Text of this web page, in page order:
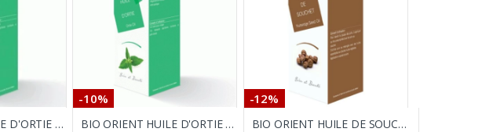
BIO ORIENT HUILE D'ORTIE 10 ML
-10%
BIO ORIENT HUILE D'ORTIE 90ML
-12%
BIO ORIENT HUILE DE SOUCHET 10ML